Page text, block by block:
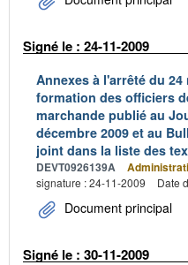
Signé le : 24-11-2009
Annexes à l'arrêté du
formation des officiers
marchande publié au
décembre 2009 et au
joint dans la liste des
DEVT0926139A
signature : 24-11-2009
Date
Document principal
Signé le : 30-11-2009